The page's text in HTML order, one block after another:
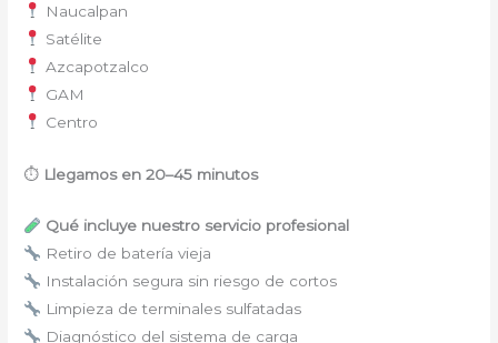
Naucalpan
Satélite
Azcapotzalco
GAM
Centro
⏱ Llegamos en 20–45 minutos
Qué incluye nuestro servicio profesional
Retiro de batería vieja
Instalación segura sin riesgo de cortos
Limpieza de terminales sulfatadas
Diagnóstico del sistema de carga